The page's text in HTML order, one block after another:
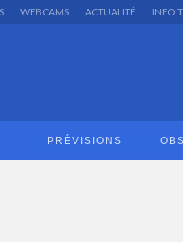
WEBCAMS ACTUALITÉ INFO
PRÉVISIONS